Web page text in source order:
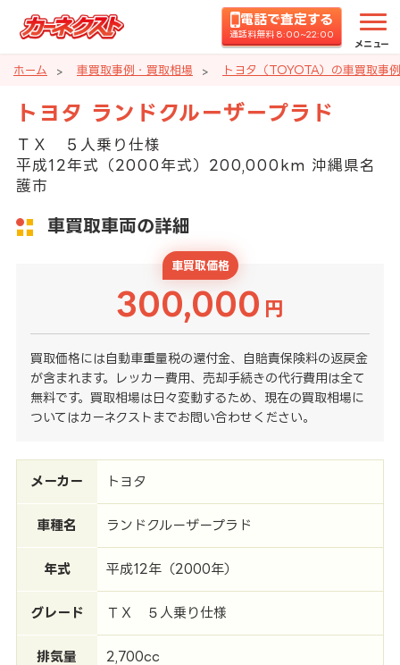
電話で査定する
通話料無料 8:00~22:00
メニュー
ホーム 車買取事例・買取相場 トヨタ（TOYOTA）の車買取事
トヨタ ランドクルーザープラド
ＴＸ ５人乗り仕様
平成12年式（2000年式）200,000km 沖縄県名
護市
車買取車両の詳細
車買取価格
300,000 円
買取価格には自動車重量税の還付金、自賠責保険料の返戻金
が含まれます。レッカー費用、売却手続きの代行費用は全て
無料です。買取相場は日々変動するため、現在の買取相場に
ついてはカーネクストまでお問い合わせください。
メーカー トヨタ
車種名 ランドクルーザープラド
年式 平成12年（2000年）
グレード ＴＸ ５人乗り仕様
排気量 2,700cc